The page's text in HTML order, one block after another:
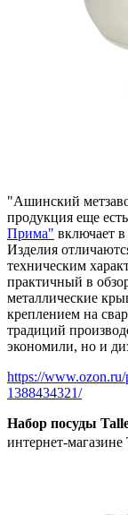
"Ашинский
продукция еще
Прима" включает
Изделия
техническим
практичный в
металлические
креплением на
традиций
экономили, но и
https://
1388434321/
Набор посуды
интернет-